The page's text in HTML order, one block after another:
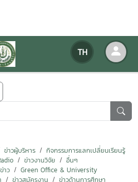
TH
ม
ข่าวผู้บริหาร
กิจกรรมการแลกเปลี่ยนเรียนรู้
ข่าวงานวิจัย
อื่นๆ
าว
Green Office & University
ข่าวสมัครงาน
ข่าวด้านการศึกษา